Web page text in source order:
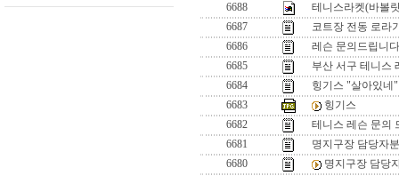
6688
테니스라켓(바볼
6687
코트장 전동 로라
6686
레슨 문의드립니
6685
부산 서구 테니스
6684
힝기스 "살아있네"
6683
힝기스
6682
테니스 레슨 문의
6681
명지구장 담당자분
6680
명지구장 담당